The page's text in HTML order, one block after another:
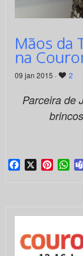
Mãos da
na
09 jan 2015 · 2
Parceira de
Facebook
X